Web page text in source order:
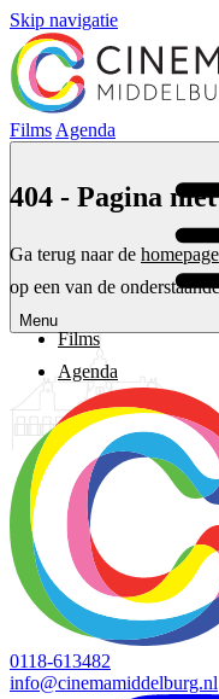
Skip navigatie
Films Agenda
Menu
404 - Pagina
Ga terug naar de homepage
op een van de
Films
Agenda
0118-613482
info@cinemamiddelburg.nl